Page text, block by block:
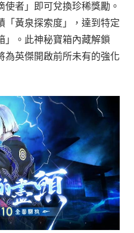
使者」即可兌換珍稀獎勵。
「黃泉探索度」，達到特定
」。此神秘寶箱內藏解鎖
為英傑開啟前所未有的強化